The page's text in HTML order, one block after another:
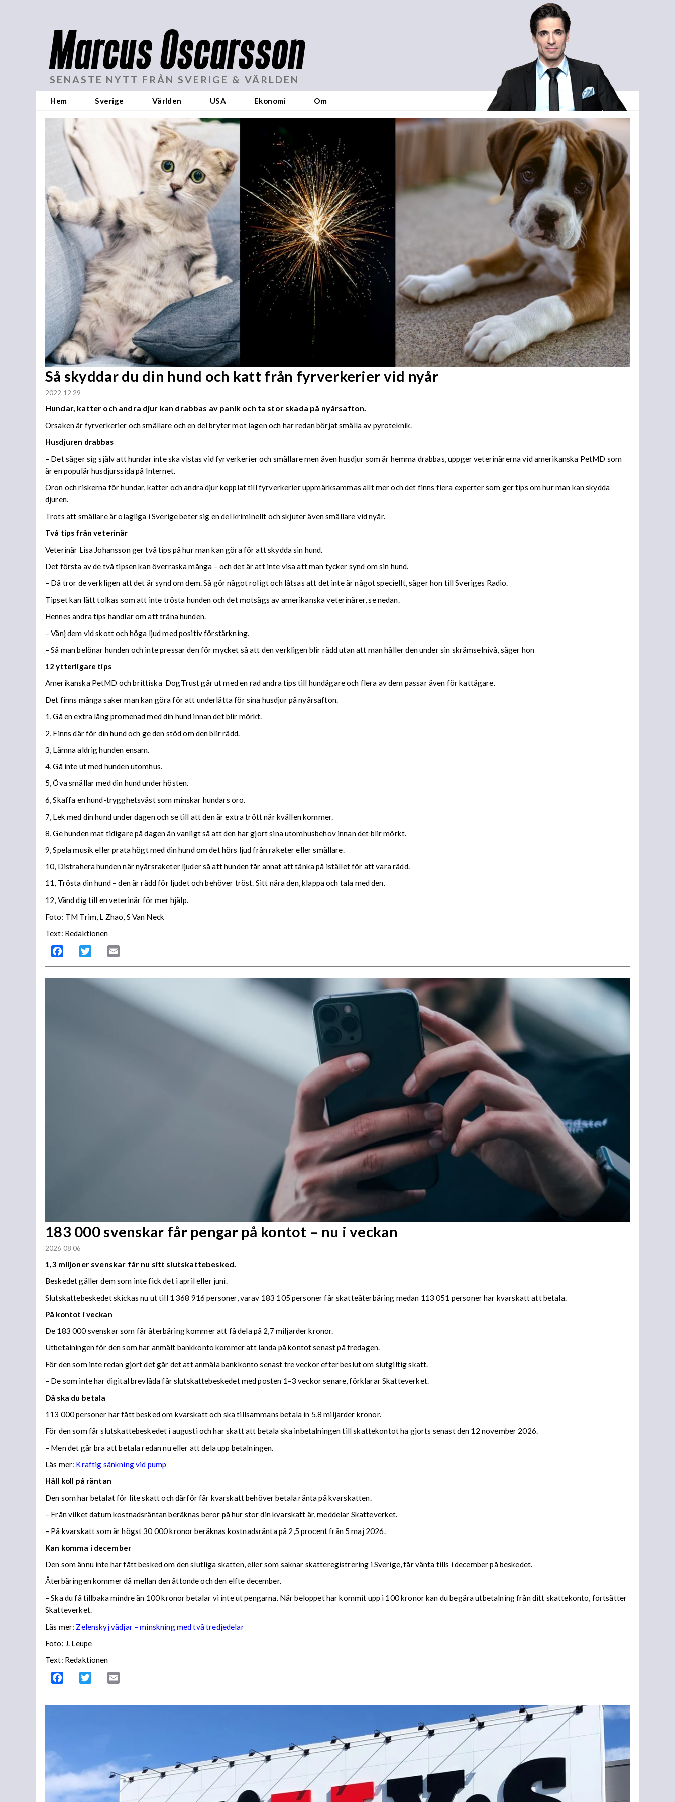
Marcus Oscarsson
SENASTE NYTT FRÅN SVERIGE & VÄRLDEN
Hem Sverige Världen USA Ekonomi Om
Så skyddar du din hund och katt från fyrverkerier vid nyår
2022 12 29
Hundar, katter och andra djur kan drabbas av panik och ta stor skada på nyårsafton.
Orsaken är fyrverkerier och smällare och en del bryter mot lagen och har redan börjat smälla av pyroteknik.
Husdjuren drabbas
– Det säger sig själv att hundar inte ska vistas vid fyrverkerier och smällare men även husdjur som är hemma drabbas, uppger veterinärerna vid amerikanska PetMD som
är en populär husdjurssida på Internet.
Oron och riskerna för hundar, katter och andra djur kopplat till fyrverkerier uppmärksammas allt mer och det finns flera experter som ger tips om hur man kan skydda
djuren.
Trots att smällare är olagliga i Sverige beter sig en del kriminellt och skjuter även smällare vid nyår.
Två tips från veterinär
Veterinär Lisa Johansson ger två tips på hur man kan göra för att skydda sin hund.
Det första av de två tipsen kan överraska många – och det är att inte visa att man tycker synd om sin hund.
– Då tror de verkligen att det är synd om dem. Så gör något roligt och låtsas att det inte är något speciellt, säger hon till Sveriges Radio.
Tipset kan lätt tolkas som att inte trösta hunden och det motsägs av amerikanska veterinärer, se nedan.
Hennes andra tips handlar om att träna hunden.
– Vänj dem vid skott och höga ljud med positiv förstärkning.
– Så man belönar hunden och inte pressar den för mycket så att den verkligen blir rädd utan att man håller den under sin skrämselnivå, säger hon
12 ytterligare tips
Amerikanska PetMD och brittiska DogTrust går ut med en rad andra tips till hundägare och flera av dem passar även för kattägare.
Det finns många saker man kan göra för att underlätta för sina husdjur på nyårsafton.
1, Gå en extra lång promenad med din hund innan det blir mörkt.
2, Finns där för din hund och ge den stöd om den blir rädd.
3, Lämna aldrig hunden ensam.
4, Gå inte ut med hunden utomhus.
5, Öva smällar med din hund under hösten.
6, Skaffa en hund-trygghetsväst som minskar hundars oro.
7, Lek med din hund under dagen och se till att den är extra trött när kvällen kommer.
8, Ge hunden mat tidigare på dagen än vanligt så att den har gjort sina utomhusbehov innan det blir mörkt.
9, Spela musik eller prata högt med din hund om det hörs ljud från raketer eller smällare.
10, Distrahera hunden när nyårsraketer ljuder så att hunden får annat att tänka på istället för att vara rädd.
11, Trösta din hund – den är rädd för ljudet och behöver tröst. Sitt nära den, klappa och tala med den.
12, Vänd dig till en veterinär för mer hjälp.
Foto: TM Trim, L Zhao, S Van Neck
Text: Redaktionen
Facebook Twitter
183 000 svenskar får pengar på kontot – nu i veckan
2026 08 06
1,3 miljoner svenskar får nu sitt slutskattebesked.
Beskedet gäller dem som inte fick det i april eller juni.
Slutskattebeskedet skickas nu ut till 1 368 916 personer, varav 183 105 personer får skatteåterbäring medan 113 051 personer har kvarskatt att betala.
På kontot i veckan
De 183 000 svenskar som får återbäring kommer att få dela på 2,7 miljarder kronor.
Utbetalningen för den som har anmält bankkonto kommer att landa på kontot senast på fredagen.
För den som inte redan gjort det går det att anmäla bankkonto senast tre veckor efter beslut om slutgiltig skatt.
– De som inte har digital brevlåda får slutskattebeskedet med posten 1–3 veckor senare, förklarar Skatteverket.
Då ska du betala
113 000 personer har fått besked om kvarskatt och ska tillsammans betala in 5,8 miljarder kronor.
För den som får slutskattebeskedet i augusti och har skatt att betala ska inbetalningen till skattekontot ha gjorts senast den 12 november 2026.
– Men det går bra att betala redan nu eller att dela upp betalningen.
Läs mer: Kraftig sänkning vid pump
Håll koll på räntan
Den som har betalat för lite skatt och därför får kvarskatt behöver betala ränta på kvarskatten.
– Från vilket datum kostnadsräntan beräknas beror på hur stor din kvarskatt är, meddelar Skatteverket.
– På kvarskatt som är högst 30 000 kronor beräknas kostnadsränta på 2,5 procent från 5 maj 2026.
Kan komma i december
Den som ännu inte har fått besked om den slutliga skatten, eller som saknar skatteregistrering i Sverige, får vänta tills i december på beskedet.
Återbäringen kommer då mellan den åttonde och den elfte december.
– Ska du få tillbaka mindre än 100 kronor betalar vi inte ut pengarna. När beloppet har kommit upp i 100 kronor kan du begära utbetalning från ditt skattekonto, fortsätter
Skatteverket.
Läs mer: Zelenskyj vädjar – minskning med två tredjedelar
Foto: J. Leupe
Text: Redaktionen
Facebook Twitter